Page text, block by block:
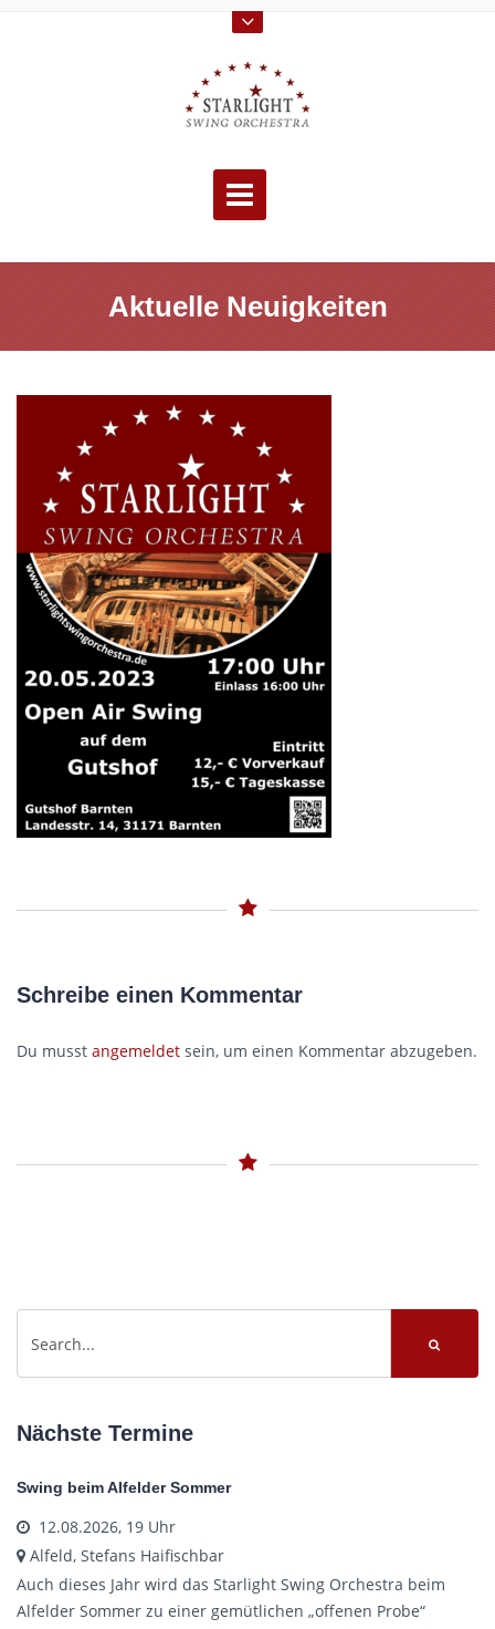
Aktuelle Neuigkeiten
Schreibe einen Kommentar
Du musst angemeldet sein, um einen Kommentar abzugeben.
Nächste Termine
Swing beim Alfelder Sommer
12.08.2026, 19 Uhr
Alfeld, Stefans Haifischbar
Auch dieses Jahr wird das Starlight Swing Orchestra beim
Alfelder Sommer zu einer gemütlichen „offenen Probe“